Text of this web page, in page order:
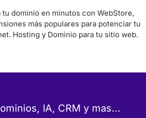
tu dominio en minutos con WebStore,
más populares para potenciar tu
Hosting y Dominio para tu sitio web.
IA, CRM y mas...